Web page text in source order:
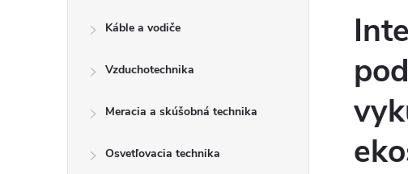
Káble a vodiče
Vzduchotechnika
Meracia a skúšobná technika
Osvetľovacia technika